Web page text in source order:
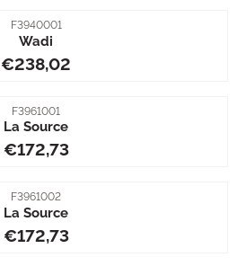
Artikelnummer
F3940001
Wadi
Prijs: 238,02
€238,02
Artikelnummer
F3961001
La Source
Prijs: 172,73
€172,73
Artikelnummer
F3961002
La Source
Prijs: 172,73
€172,73